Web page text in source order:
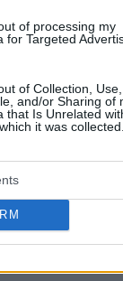
of processing my
for Targeted
of Collection, Use,
and/or Sharing of
that Is Unrelated
it was collected.
ξεπεράσω τον
αυτή είναι η
ενδιαφέρει τι
μου, αυτούς που
γιατί έχουμε
να τους
πάντα η
μόνο σε
ομάδα-